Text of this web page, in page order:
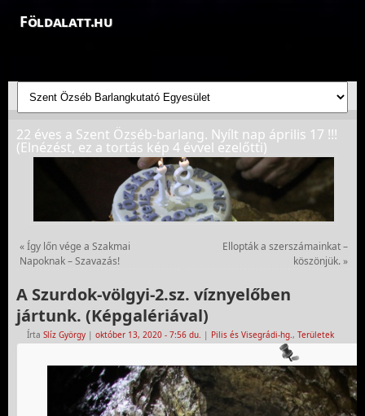
Földalatt.hu
Felfedezések a föld alatt - feltáró barlangkutatások
22 éves a Szent Özséb-barlang. Nyílt nap április 17 !!!
(Elnézést, ez a tortás kép 4 évvel ezelőtti)
«Így lőn vége a Szakmai
Napoknak – Szavazás!
Ellopták a szerszámainkat –
köszönjük.»
A Szurdok-völgyi-2.sz. víznyelőben
jártunk. (Képgalériával)
Írta Slíz György | október 13, 2020 - 7:56 du. | Pilis és Visegrádi-hg. , Területek